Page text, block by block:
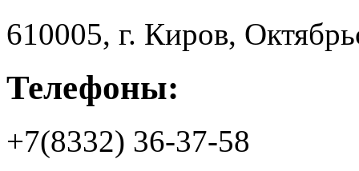
610005, г. Киров,
Телефоны:
+7(8332) 36-37-58